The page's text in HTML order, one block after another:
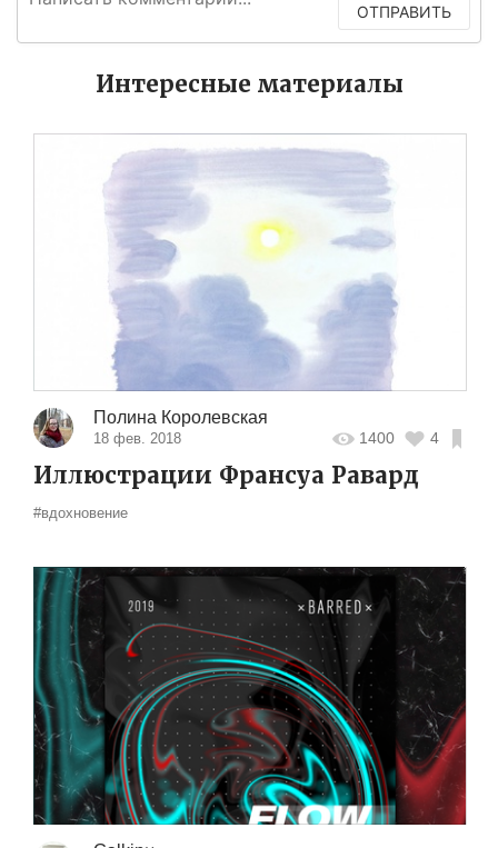
ОТПРАВИТЬ
Интересные материалы
Полина Королевская
18 фев. 2018 1400 4
Иллюстрации Франсуа Равард
#вдохновение